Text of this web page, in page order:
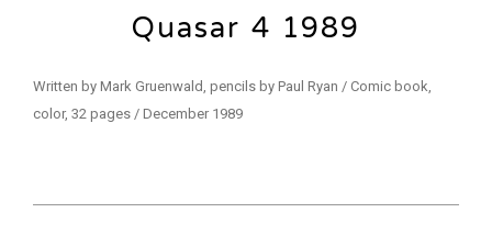
Quasar 4 1989
Written by Mark Gruenwald, pencils by Paul Ryan / Comic book,
color, 32 pages / December 1989